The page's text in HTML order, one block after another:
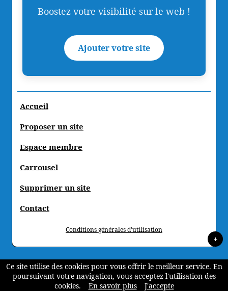
Boostez votre visibilité sur le web !
Ajouter votre site
Accueil
Proposer un site
Espace membre
Carrousel
Supprimer un site
Contact
Conditions générales d'utilisation
+
Ce site utilise des cookies pour vous offrir le meilleur service. En
poursuivant votre navigation, vous acceptez l'utilisation des
cookies.
En savoir plus J'accepte